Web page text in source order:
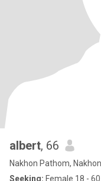
albert, 66
Nakhon Pathom,
Seeking: Female 18 - 60